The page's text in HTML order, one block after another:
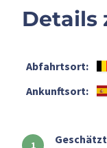
Details
Abfahrtsort:
Ankunftsort: